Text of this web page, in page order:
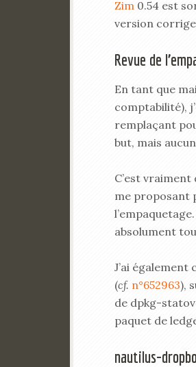
Zim 0.54 est
version
Revue de
En tant que
comptabilité),
remplaçant
but, mais
C’est vraiment
me proposant
absolument
J’ai
(cf. n°652963),
de dpkg-
paquet de
nautilus-